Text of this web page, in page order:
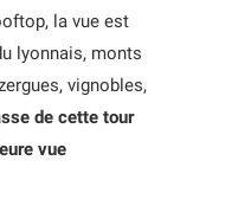
la vue est
lyonnais, monts
vignobles,
de cette tour
vue